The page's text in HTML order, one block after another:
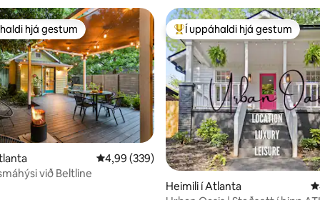
umsagnir
hjá gestum
hjá gestum
4,99 af 5 í meðaleinkunn, 339 umsagnir
4,99 (339)
við Beltline
Í mestu uppáhaldi hjá gestum
Í uppáhaldi hjá gestum
Heimili í Atlanta